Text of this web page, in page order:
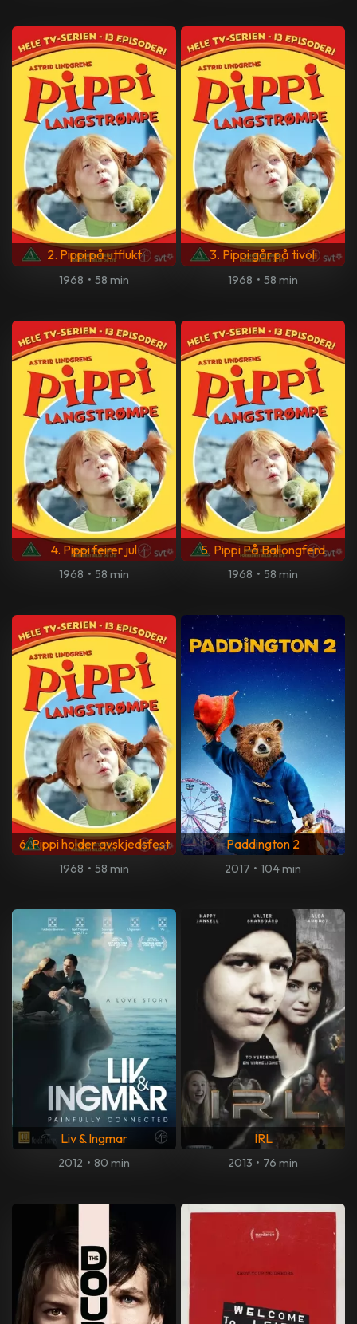
2. Pippi på utflukt
1968 • 58 min
3. Pippi går på tivoli
1968 • 58 min
4. Pippi feirer jul
1968 • 58 min
5. Pippi På Ballongferd
1968 • 58 min
6. Pippi holder avskjedsfest
1968 • 58 min
Paddington 2
2017 • 104 min
Liv & Ingmar
2012 • 80 min
IRL
2013 • 76 min